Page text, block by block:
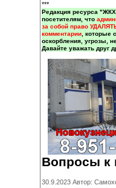
***
Редакция ресурса
посетителям, что
за собой право
комментарии , которые
оскорбления, угрозы,
Давайте уважать друг
Вопросы к
30.9.2023 Автор: